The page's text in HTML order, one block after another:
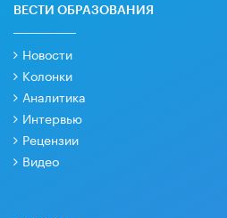
ВЕСТИ ОБРАЗОВАНИЯ
Новости
Колонки
Аналитика
Интервью
Рецензии
Видео